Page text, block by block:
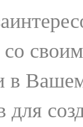
со
в
для